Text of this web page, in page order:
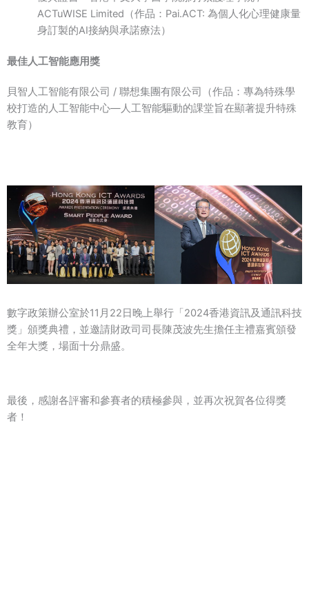
ACTuWISE Limited（作品：Pai.ACT: 為個人化心理健康量
身訂製的AI接納與承諾療法）
最佳人工智能應用獎
貝智人工智能有限公司 / 聯想集團有限公司（作品：專為特殊學
校打造的人工智能中心—人工智能驅動的課堂旨在顯著提升特殊
教育）
數字政策辦公室於11月22日晚上舉行「2024香港資訊及通訊科技
獎」頒獎典禮，並邀請財政司司長陳茂波先生擔任主禮嘉賓頒發
全年大獎，場面十分鼎盛。
最後，感謝各評審和參賽者的積極參與，並再次祝賀各位得獎
者！